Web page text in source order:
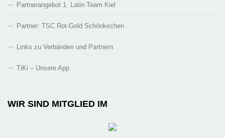
Partnerangebot 1. Latin Team Kiel
Partner: TSC Rot-Gold Schönkirchen
Links zu Verbänden und Partnern
TiKi – Unsere App
WIR SIND MITGLIED IM